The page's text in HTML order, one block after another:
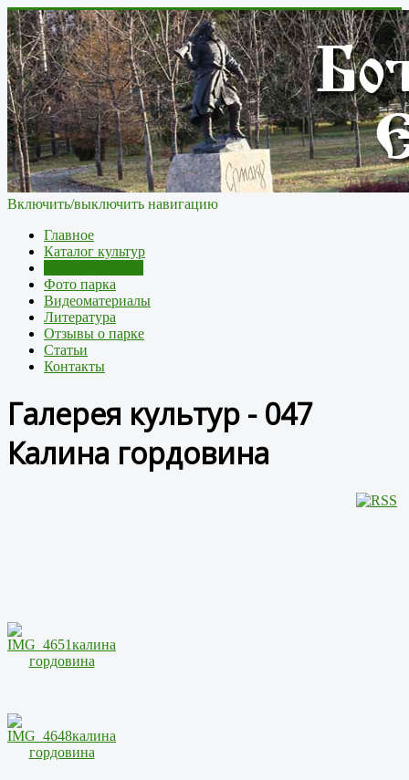
Включить/выключить навигацию
Главное
Каталог культур
Фото парка
Видеоматериалы
Литература
Отзывы о парке
Статьи
Контакты
Галерея культур - 047
Калина гордовина